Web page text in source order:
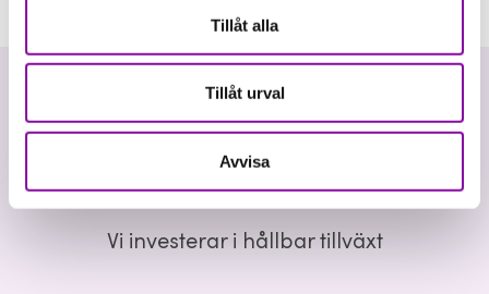
Tillåt alla
Tillåt urval
Avvisa
Vi investerar i hållbar tillväxt